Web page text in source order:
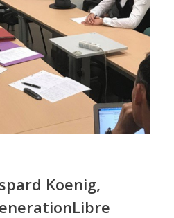
Koenig,